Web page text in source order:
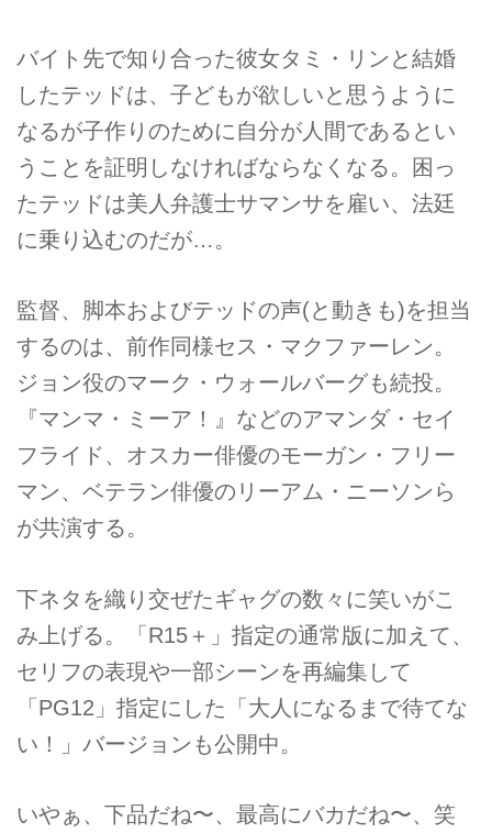
バイト先で知り合った彼女タミ・リンと結婚
したテッドは、子どもが欲しいと思うように
なるが子作りのために自分が人間であるとい
うことを証明しなければならなくなる。困っ
たテッドは美人弁護士サマンサを雇い、法廷
に乗り込むのだが…。
監督、脚本およびテッドの声(と動きも)を担当
するのは、前作同様セス・マクファーレン。
ジョン役のマーク・ウォールバーグも続投。
『マンマ・ミーア！』などのアマンダ・セイ
フライド、オスカー俳優のモーガン・フリー
マン、ベテラン俳優のリーアム・ニーソンら
が共演する。
下ネタを織り交ぜたギャグの数々に笑いがこ
み上げる。「R15＋」指定の通常版に加えて、
セリフの表現や一部シーンを再編集して
「PG12」指定にした「大人になるまで待てな
い！」バージョンも公開中。
いやぁ、下品だね〜、最高にバカだね〜、笑